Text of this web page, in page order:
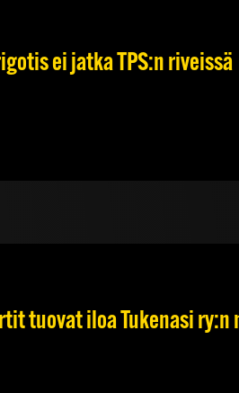
ei jatka TPS:n riveissä
tuovat iloa Tukenasi